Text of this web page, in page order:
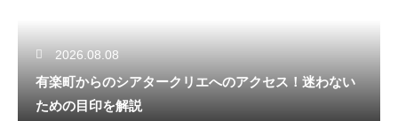
2026.08.08
有楽町からのシアタークリエへのアクセス！迷わない
ための目印を解説